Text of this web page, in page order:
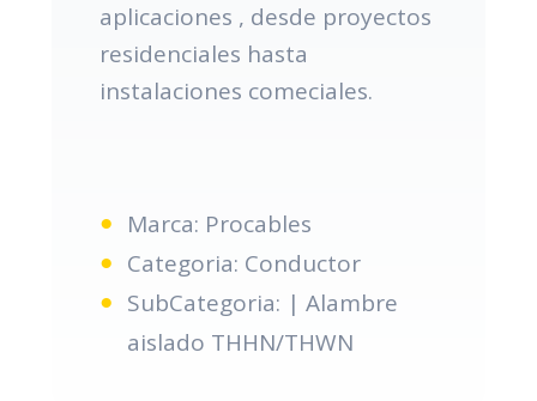
aplicaciones , desde proyectos
residenciales hasta
instalaciones comeciales.
Marca: Procables
Categoria: Conductor
SubCategoria: | Alambre
aislado THHN/THWN